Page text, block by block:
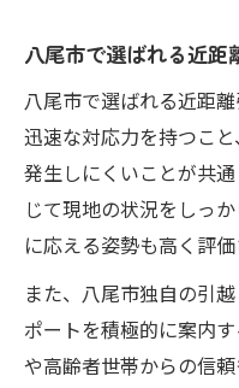
八尾市で選ばれる近距
八尾市で選ばれる近距
迅速な対応力を持つこ
発生しにくいことが共
じて現地の状況をしっ
に応える姿勢も高く評価
また、八尾市独自の引
ポートを積極的に案内
や高齢者世帯からの信